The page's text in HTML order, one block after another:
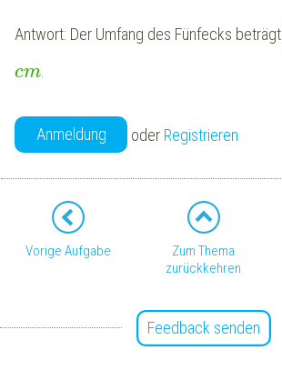
Antwort: Der Umfang des Fünfecks beträgt
cm.
Anmeldung oder Registrieren
Vorige Aufgabe
Zum Thema
zurückkehren
Feedback senden